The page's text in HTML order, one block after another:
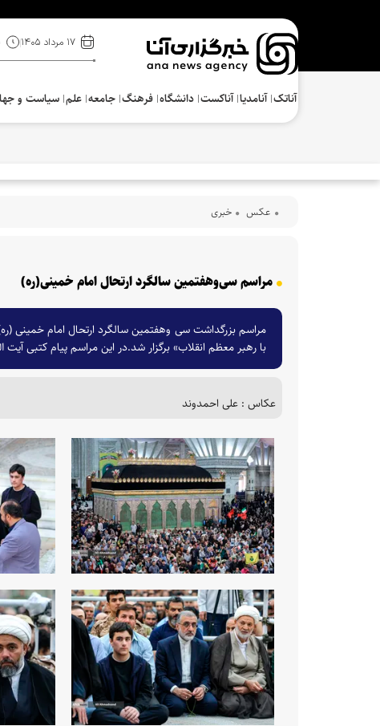
۱۷ مرداد ۱۴۰۵
آناتک آنامدیا آناکست دانشگاه فرهنگ‌ جامعه علم سیاست و
عکس خبری
مراسم سی‌وهفتمین سالگرد ارتحال امام خمینی(ره)
مراسم بزرگداشت سی وهفتمین سالگرد ارتحال امام خمینی
با رهبر معظم انقلاب» برگزار شد.در این مراسم پیام کتبی
عکاس : علی احمدوند